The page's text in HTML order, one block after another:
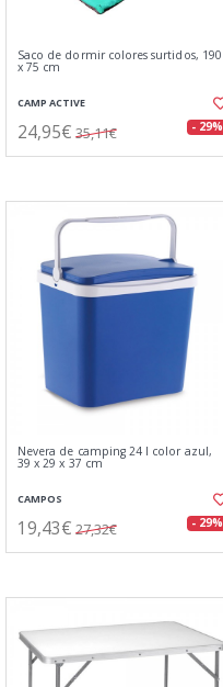
Saco de dormir colores surtidos, 190
x 75 cm
CAMP ACTIVE
24,95€ 35,11€ - 29%
Nevera de camping 24 l color azul,
39 x 29 x 37 cm
CAMPOS
19,43€ 27,32€ - 29%